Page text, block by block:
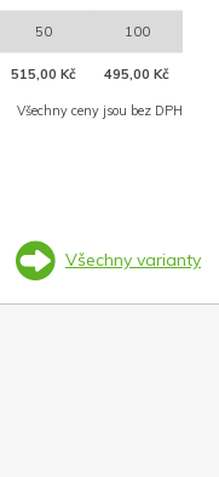
50 100
515,00 Kč 495,00 Kč
Všechny ceny jsou bez DPH
Všechny varianty